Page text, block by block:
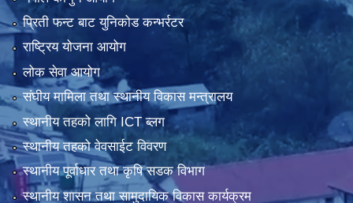
प्रिती फन्ट बाट युनिकोड कन्भर्रटर
राष्ट्रिय योजना आयोग
लोक सेवा आयोग
संघीय मामिला तथा स्थानीय विकास मन्त्रालय
स्थानीय तहको लागि ICT ब्लग
स्थानीय तहको वेवसाईट विवरण
स्थानीय पूर्वाधार तथा कृषि सडक विभाग
स्थानीय शासन तथा सामुदायिक विकास कार्यक्रम